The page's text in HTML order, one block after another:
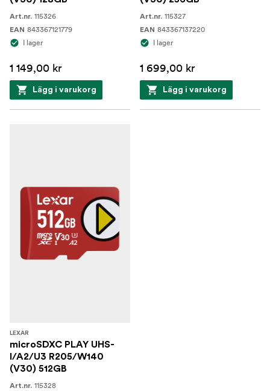
Art.nr. 115326
EAN 843367121779
I lager
1 149,00 kr
Lägg i varukorg
Art.nr. 115327
EAN 843367137220
I lager
1 699,00 kr
Lägg i varukorg
LEXAR
microSDXC PLAY UHS-
I/A2/U3 R205/W140
(V30) 512GB
Art.nr. 115328